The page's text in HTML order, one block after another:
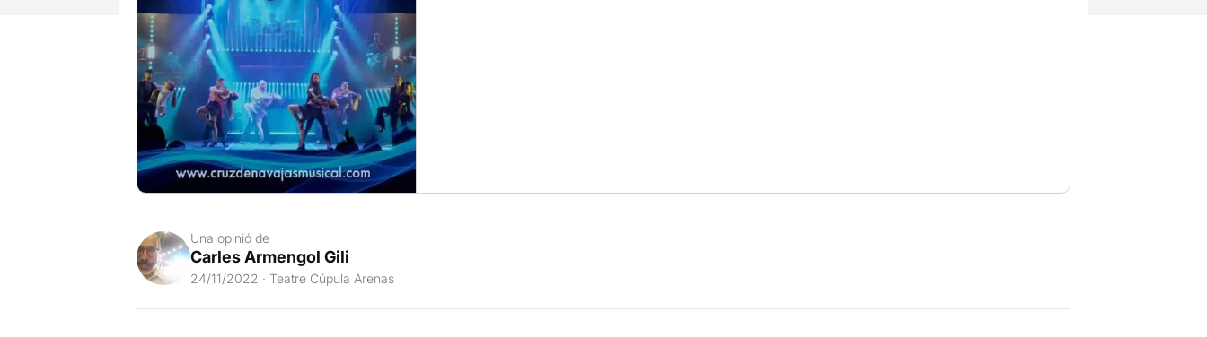
Una opinió de
Carles Armengol Gili
24/11/2022 · Teatre Cúpula Arenas